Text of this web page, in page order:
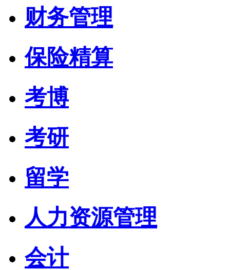
财务管理
保险精算
考博
考研
留学
人力资源管理
会计